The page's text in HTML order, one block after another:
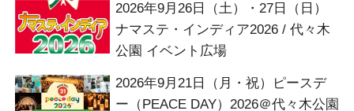
2026年9月26日（土）・27日（日）
ナマステ・インディア2026 / 代々木
公園 イベント広場
2026年9月21日（月・祝）ピースデ
ー（PEACE DAY）2026＠代々木公園